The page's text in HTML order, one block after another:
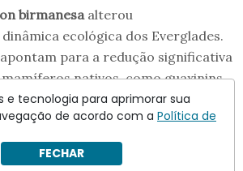
birmanesa alterou
ecológica dos Everglades.
para a redução significativa
nativos, como guaxinins,
disso, aves e répteis também
frequentes dessas serpentes. A
afetada, levando a desequilíbrios
toda a fauna local.
e tecnologia para aprimorar sua
de acordo com a Política de
FECHAR